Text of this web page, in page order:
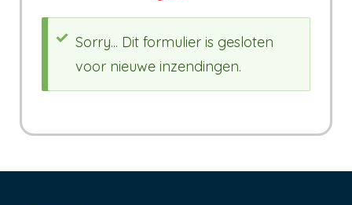
Statusbericht
Sorry... Dit formulier is gesloten
voor nieuwe inzendingen.